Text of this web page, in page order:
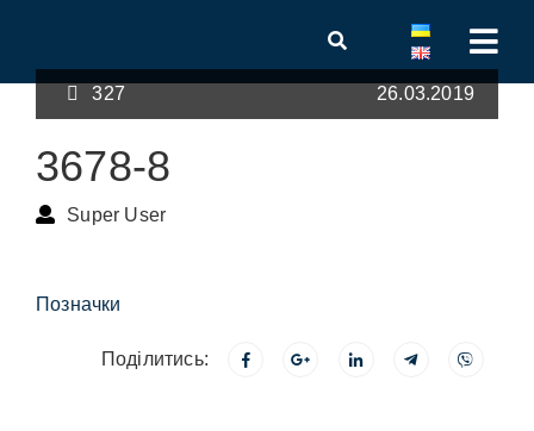
327 26.03.2019
3678-8
Super User
Позначки
Поділитись: